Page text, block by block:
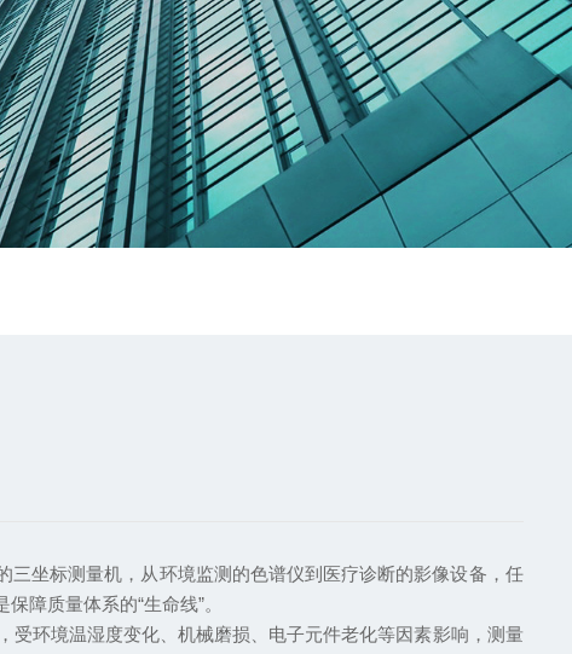
坐标测量机，从环境监测的色谱仪到医疗诊断的影像设备，任
障质量体系的“生命线”。
环境温湿度变化、机械磨损、电子元件老化等因素影响，测量